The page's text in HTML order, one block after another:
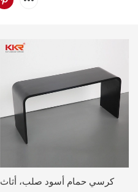
كرسي حمام أسود صلب، أثاث